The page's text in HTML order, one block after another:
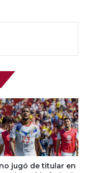
jugó de titular en